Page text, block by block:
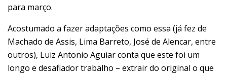
para março.
Acostumado a fazer adaptações como essa (já fez de
Machado de Assis, Lima Barreto, José de Alencar, entre
outros), Luiz Antonio Aguiar conta que este foi um
longo e desafiador trabalho – extrair do original o que